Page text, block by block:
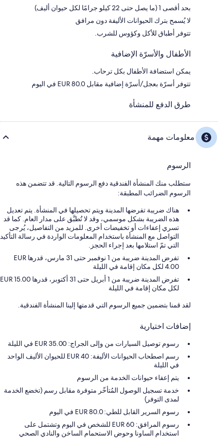
بحد أقصى 1 (ما يصل حتى 22 كيلو جرامًا لكل حيوان أليف)
لا يُسمح بترك الحيوانات الأليفة دون مرافق
تتوفر أطباق للأكل وكؤوس للشرب.
الأطفال والأسرّة الإضافية
يمكن استضافة الأطفال بكل ترحاب.
تتوفر أسرّة بعجل/أسرّة إضافية مقابل EUR 80.0 في اليوم
طرق الدفع للمنشأة
معلومات مهمة
الرسوم
ستطلب منك المنشأة الفندقية دفع الرسوم التالية. قد تتضمن هذه
الرسوم الضرائب المطبقة:
هناك ضريبة تفرضها المدينة ويتم تحصيلها في المنشأة. يتم تعديل
هذه الضريبة بشكل موسمي، وقد لا تُطبَّق على مدار العام. كما قد
تسري إعفاءات أو تخفيضات أخرى. للمزيد من التفاصيل، يُرجى
التواصل مع المنشأة باستخدام المعلومات الواردة في رسالة التأكيد
التي تمّ استلامها بعد إجراء الحجز.
تفرض المدينة ضريبة من 1 نوفمبر حتى 31 مارس، قدرها EUR
4.00 لكل مكان إقامة في الليلة ‏
تفرض المدينة ضريبة من 1 أبريل حتى 31 أكتوبر، قدرها EUR 15.00
لكل مكان إقامة في الليلة ‏
لقد قمنا بتضمين جميع الرسوم التي قدمتها إلينا المنشأة الفندقية.
إضافات اختيارية
رسوم توصيل السيارات من وإلى الجراج: 35.00 EUR في الليلة
رسم اصطحاب الحيوانات الأليفة: 40 EUR للحيوان الأليف الواحد
في الليلة
يتم إعفاء حيوانات الخدمة من الرسوم
خدمة تسجيل الوصول المُتأخّر متوفرة مقابل رسم (تخضع الخدمة
لمدى التوفر)
رسوم السرير القابل للطي: 80.0 EUR في اليوم
رسوم المرافق: 60 EUR للشخص في اليوم وتشتمل على
استخدام الساونا وحوض الاستحمام الساخن والنادي الصحي